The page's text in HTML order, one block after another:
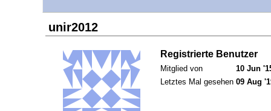
unir2012
Registrierte Benutzer
Mitglied von
10 Jun
Letztes Mal gesehen 09 Aug